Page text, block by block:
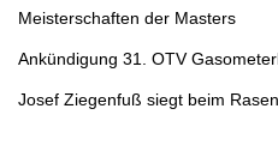
Meisterschaften der Masters
Ankündigung 31. OTV
Josef Ziegenfuß siegt beim